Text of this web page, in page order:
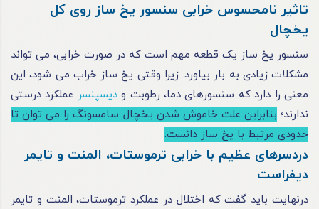
تاثیر نامحسوس خرابی سنسور یخ‌ ساز روی کل
یخچال
سنسور یخ‌ ساز یک قطعه مهم است که در صورت خرابی، می‌ تواند
مشکلات زیادی به بار بیاورد. زیرا وقتی یخ‌ ساز خراب می‌ شود، این
معنی را دارد که سنسورهای دما، رطوبت ودیسپنسر عملکرد درستی
ندارند؛ بنابراین علت خاموش شدن یخچال سامسونگ را می‌ توان تا
حدودی مرتبط با یخ‌ ساز دانست.
دردسرهای عظیم با خرابی ترموستات، المنت و تایمر
دیفراست
درنهایت باید گفت که اختلال در عملکرد ترموستات، المنت و تایمر